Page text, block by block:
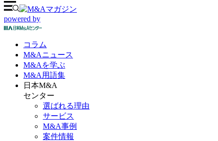
powered by
コラム
M&Aニュース
M&Aを学ぶ
M&A 用語集
日本M&A
センター
選ばれる理由
サービス
M&A事例
案件情報